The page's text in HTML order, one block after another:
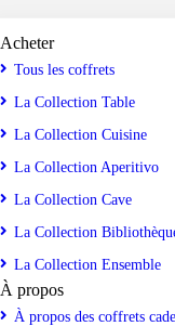
Acheter
Tous les coffrets
La Collection Table
La Collection Cuisine
La Collection Aperitivo
La Collection Cave
La Collection
La Collection Ensemble
À propos
À propos des coffrets